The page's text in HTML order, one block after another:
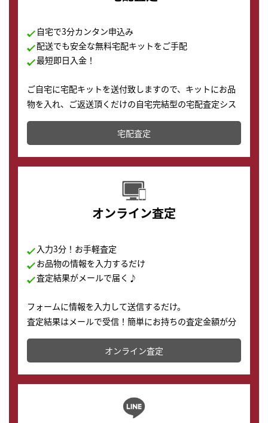
自宅で3分カンタン申込み
配送でも安全な無料宅配キットをご手配
最短即日入金！
ご自宅に宅配キットを送付致しますので、キットにお品
物を入れ、ご返送頂くだけの自宅完結型の宅配査定シス
テムです。
配送でも簡単&安全に査定・買取に出すことが可能で
す。
宅配査定
オンライン査定
入力3分！お手軽査定
お品物の情報を入力するだけ
査定結果がメールで届く♪
フォームに情報を入力して送信するだけ。
査定結果はメールで受信！簡単にお持ちの査定金額が分
かります。
オンライン査定